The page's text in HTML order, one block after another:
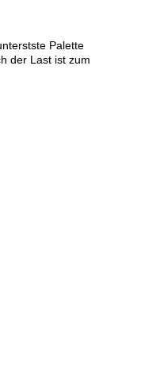
Palette
der Last ist zum